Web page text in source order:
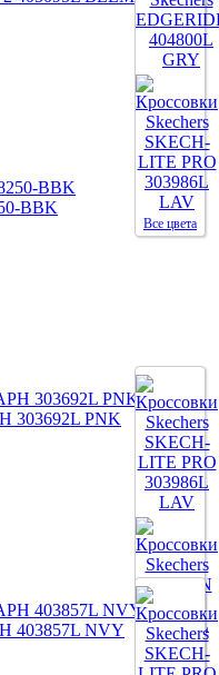
Все цвета
Все цвета
BBK
Все цвета
303692L PNK
403857L NVY